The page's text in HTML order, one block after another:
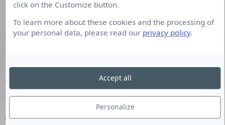
Nous travaillons avec des petites et grandes
marques afin de les accompagner en veillant à
respecter leurs valeurs et positionnement. Depuis
9 mois, Gwendoline a rejoint l’aventure pour
développer le pôle 2.0 mais aussi accompagner nos
clients sur leurs relations presse.
Quelles sont les particularités de votre agence et
click on the Customize button.
To learn more about these cookies and the processing of
your personal data, please read our privacy policy.
Personalize
Accept all